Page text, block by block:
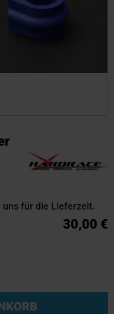
uns für die Lieferzeit.
30,00 €